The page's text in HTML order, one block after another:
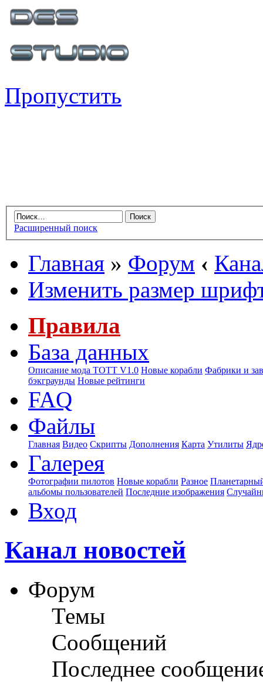
Пропустить
Расширенный поиск
Главная » Форум ‹
Изменить размер
Правила
База данных
Описание мода ТОТТ V1.0 Новые корабли Фабрики и
бэкграунды Новые рейтинги
FAQ
Файлы
Главная Видео Скрипты Дополнения Карта Утилиты
Галерея
Фотографии пилотов Новые корабли Разное
альбомы пользователей Последние изображения
Вход
Канал новостей
Форум
Темы
Сообщений
Последнее